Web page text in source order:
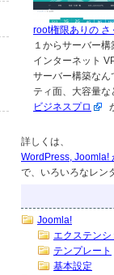
root権限ありの
１からサーバー
インターネット
サーバー構築なん
ティ面、大容量
ビジネスプロ
詳しくは、
WordPress, Joomla!
で、いろいろなレン
Joomla!
エクステンシ
テンプレート
基本設定